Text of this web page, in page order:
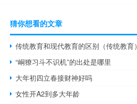
猜你想看的文章
传统教育和现代教育的区别（传统教育）
“峒獠习斗不识机”的出处是哪里
大年初四立春接财神好吗
女性开A2到多大年龄